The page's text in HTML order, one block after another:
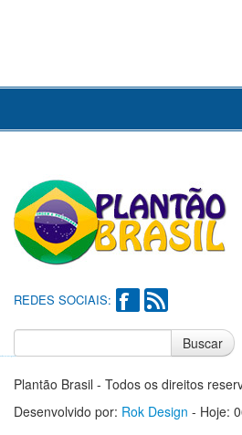
REDES SOCIAIS:
Buscar
Plantão Brasil - Todos os direitos
Desenvolvido por: Rok Design - Hoje: